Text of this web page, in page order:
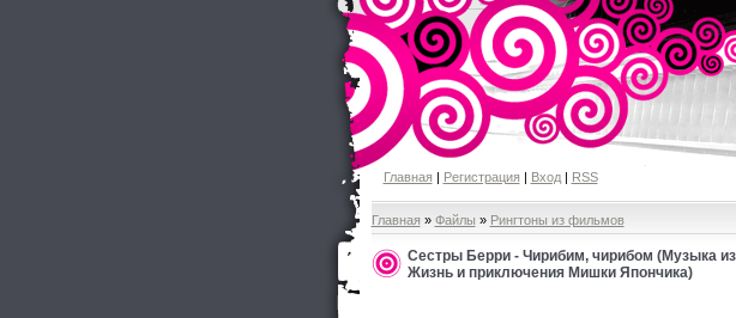
Главная| Регистрация| Вход| RSS
Главная » Файлы » Рингтоны из фильмов
Сестры Берри - Чирибим, чирибом (Музыка
Жизнь и приключения Мишки Япончика)